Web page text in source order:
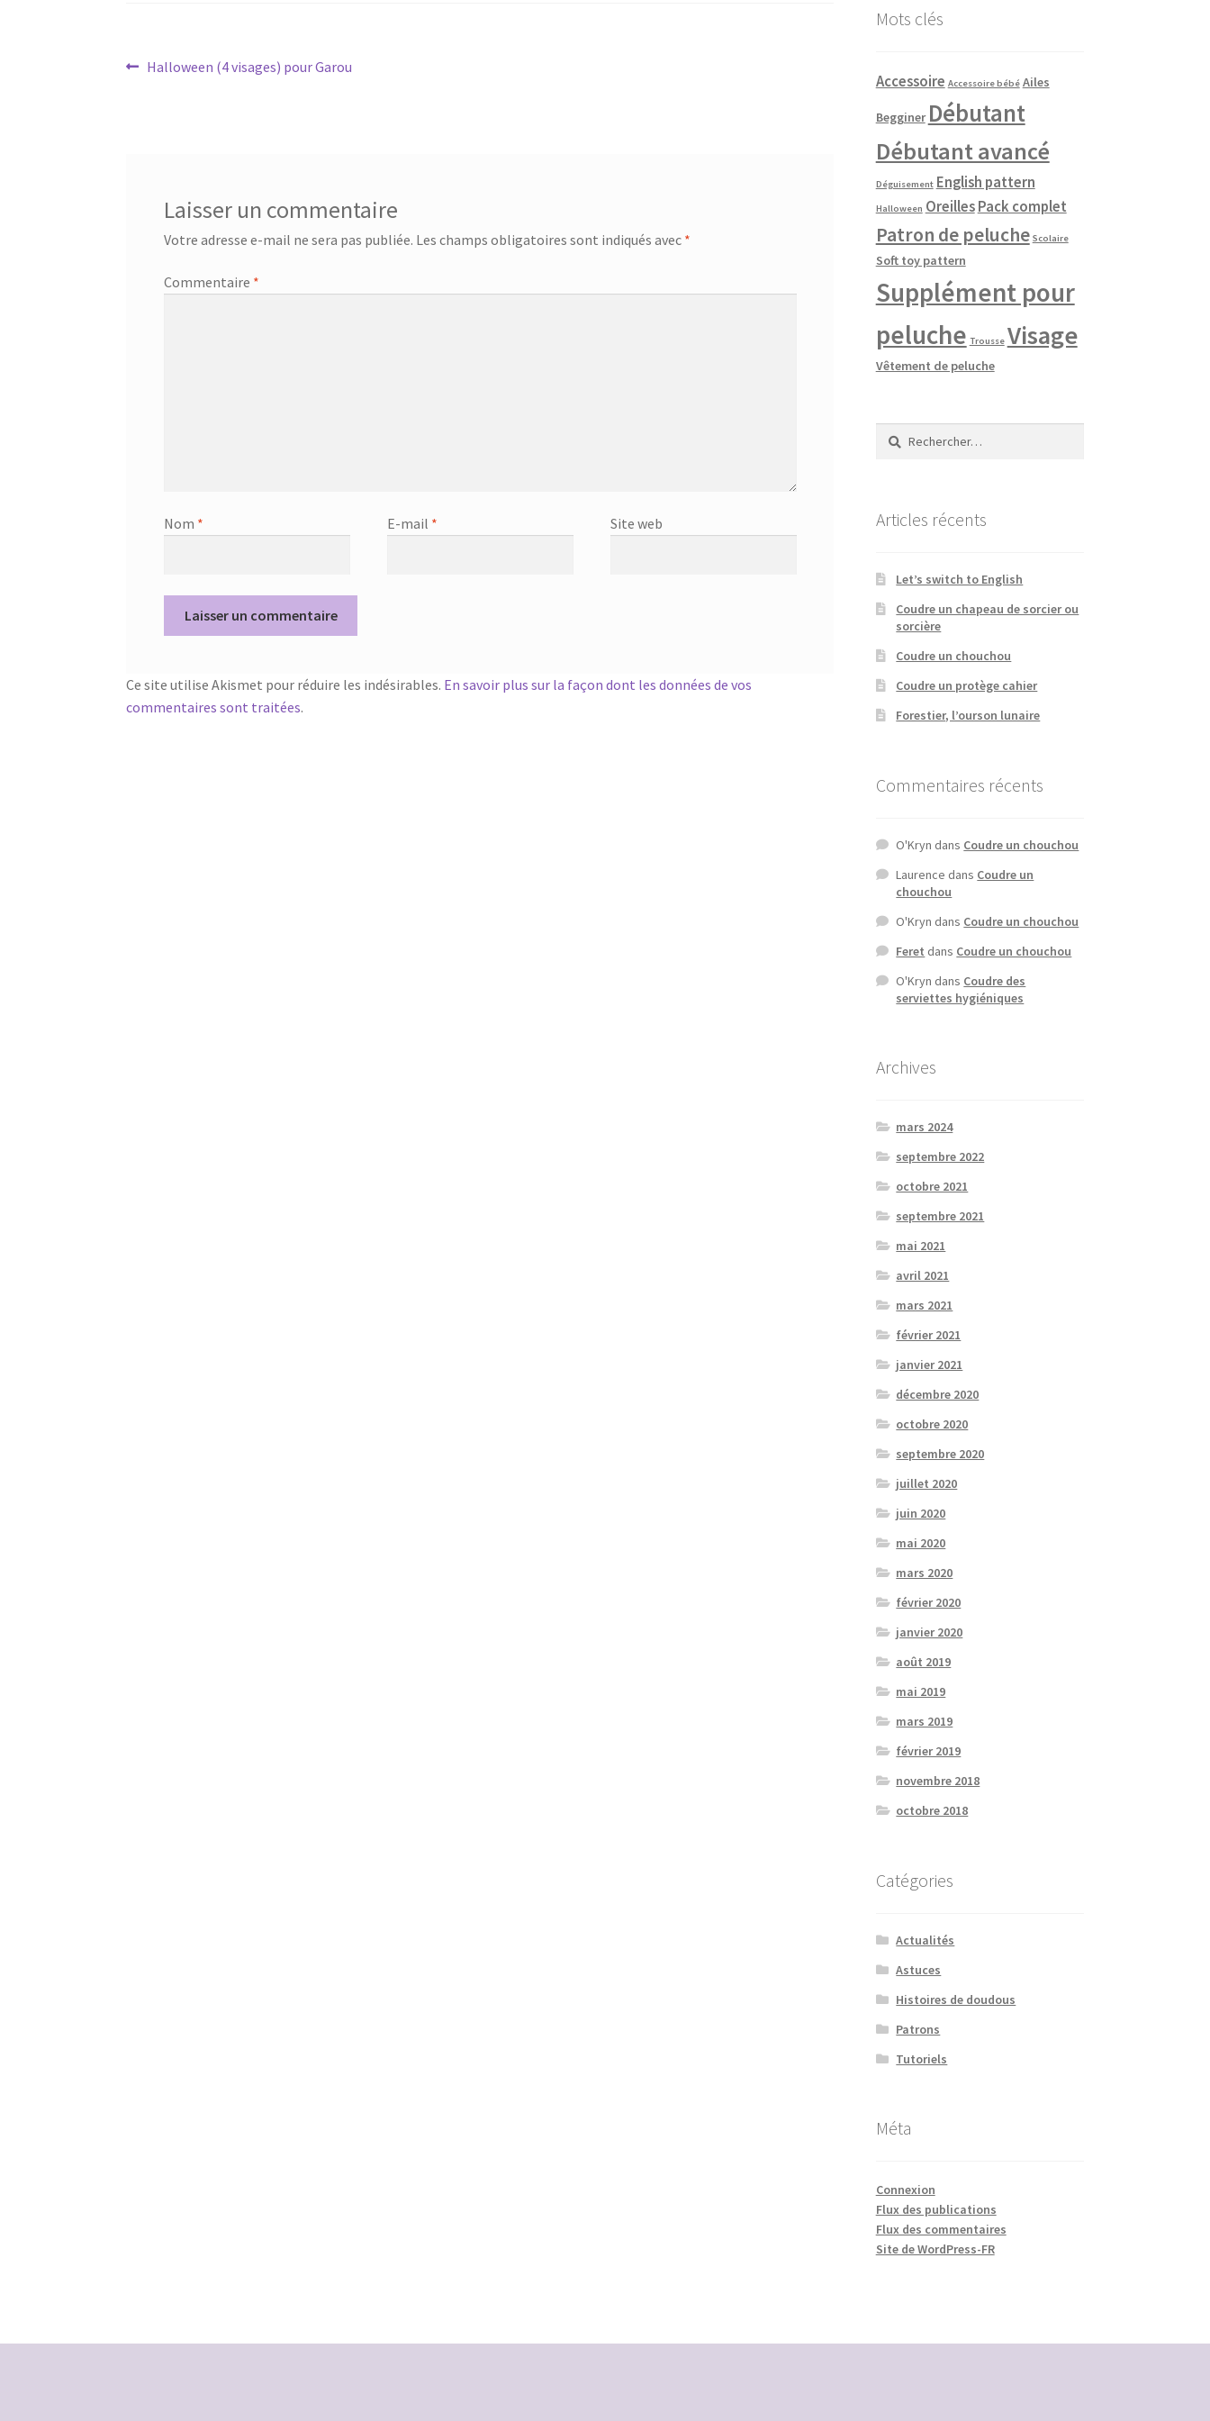
Navigation
Article
Halloween (4 visages) pour Garou
Laisser un commentaire
Votre adresse e-mail ne sera pas publiée. Les champs obligatoires sont indiqués avec *
Commentaire *
Nom * E-mail * Site web
Ce site utilise Akismet pour réduire les indésirables. En savoir plus sur la façon dont les données de vos
commentaires sont traitées.
Mots clés
Accessoire Accessoire bébé Ailes
Begginer Débutant
Débutant avancé
Déguisement English pattern
Halloween Oreilles Pack complet
Patron de peluche Scolaire
Soft toy pattern
Supplément pour
peluche Trousse Visage
Vêtement de peluche
Rechercher :
Articles récents
Let’s switch to English
Coudre un chapeau de sorcier ou
sorcière
Coudre un chouchou
Coudre un protège cahier
Forestier, l’ourson lunaire
Commentaires récents
O'Kryn dans Coudre un chouchou
Laurence dans Coudre un
chouchou
O'Kryn dans Coudre un chouchou
Feret dans Coudre un chouchou
O'Kryn dans Coudre des
serviettes hygiéniques
Archives
mars 2024
septembre 2022
octobre 2021
septembre 2021
mai 2021
avril 2021
mars 2021
février 2021
janvier 2021
décembre 2020
octobre 2020
septembre 2020
juillet 2020
juin 2020
mai 2020
mars 2020
février 2020
janvier 2020
août 2019
mai 2019
mars 2019
février 2019
novembre 2018
octobre 2018
Catégories
Actualités
Astuces
Histoires de doudous
Patrons
Tutoriels
Méta
Connexion
Flux des publications
Flux des commentaires
Site de WordPress-FR